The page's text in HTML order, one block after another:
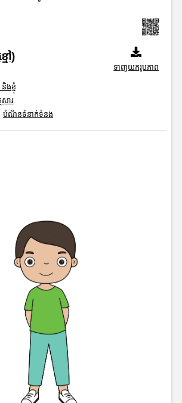
ៅ)
ងខ្ញុំ
សារ
បំណិនទំនាក់ទំនង
ទាញយករូបភាព